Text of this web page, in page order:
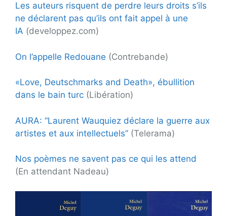
Les auteurs risquent de perdre leurs droits s’ils
ne déclarent pas qu’ils ont fait appel à une
IA (developpez.com)
On l’appelle Redouane (Contrebande)
«Love, Deutschmarks and Death», ébullition
dans le bain turc (Libération)
AURA: “Laurent Wauquiez déclare la guerre aux
artistes et aux intellectuels” (Telerama)
Nos poèmes ne savent pas ce qui les attend
(En attendant Nadeau)